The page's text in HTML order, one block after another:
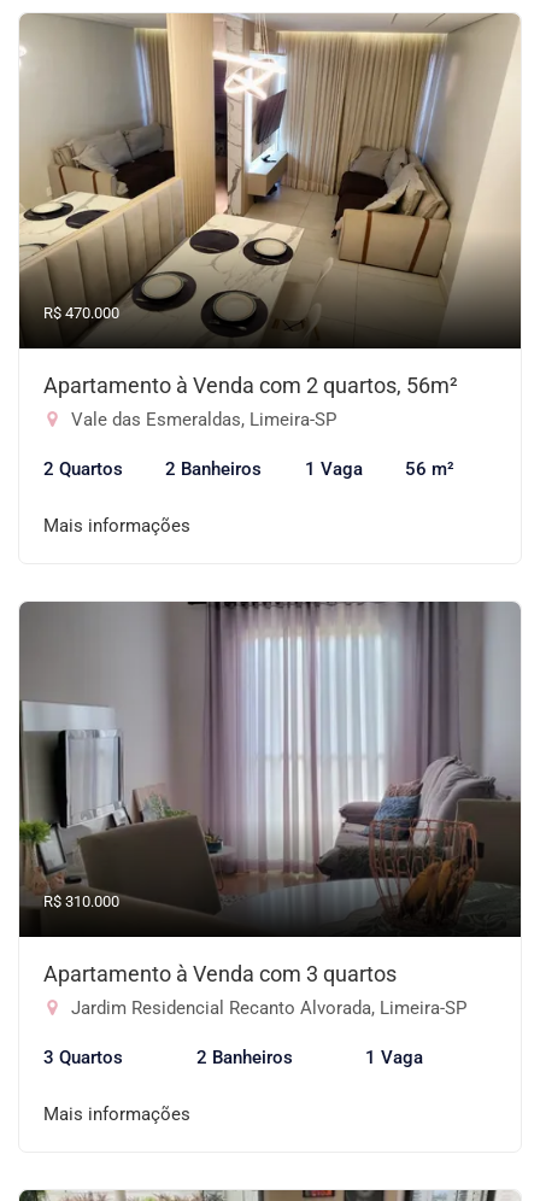
R$ 470.000
Apartamento à Venda com 2 quartos, 56m²
Vale das Esmeraldas, Limeira-SP
2 Quartos 2 Banheiros 1 Vaga 56 m²
Mais informações
R$ 310.000
Apartamento à Venda com 3 quartos
Jardim Residencial Recanto Alvorada, Limeira-SP
3 Quartos 2 Banheiros 1 Vaga
Mais informações